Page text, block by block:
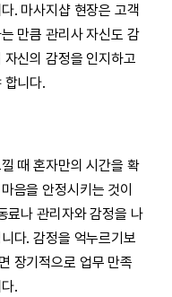
. 마사지샵 현장은 고객
만큼 관리사 자신도 감
신의 감정을 인지하고
합니다.
때 혼자만의 시간을 확
음을 안정시키는 것이
료나 관리자와 감정을 나
다. 감정을 억누르기보
장기적으로 업무 만족
.